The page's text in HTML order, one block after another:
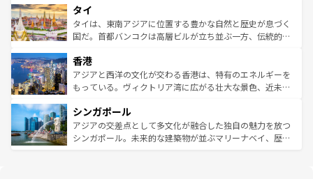
リティに包まれながら、韓国の多彩な魅力を心ゆくまで味
わってみてほしい。 なお、新着の韓国情報はコンテンツ一
覧を参照してほしい。
急速な発展と共に伝統が息づく。ハノイの古い町並みやホ
ーチミン市のフランス統治時代の建物も、独特の雰囲気を
醸し出している。また、バラエティの豊かさとおいしさで
とつ。フォーやバインミー、ベトナムコーヒーなどは、ぜ
ひ現地で味わいたい。どの地域を訪れてもあたたかい人々
が旅行者を迎えてくれるので、きっと忘れられない旅にな
参照してほしい。
タイ
タイは、東南アジアに位置する豊かな自然と歴史が息づく
国だ。首都バンコクは高層ビルが立ち並ぶ一方、伝統的な
の活気が交差している。北部ではチェンマイなどの山岳地
帯で自然と触れ合い、南部ではプーケットやクラビの美し
いビーチでリゾート気分を楽しむことができる。タイ料理
激する。気候は一年中温暖で、どの季節にも異なる楽しみ
が待っている。親しみやすいタイの人々、仏教を中心とし
た文化、そして多様な観光資源が、訪れる旅人を魅了し続
香港
アジアと西洋の文化が交わる香港は、特有のエネルギーを
もっている。ヴィクトリア湾に広がる壮大な景色、近未来
み、どこを訪れても感動するはず。観光スポットが密集し
ており、効率よく見どころを回れるのも魅力。息をのむよ
うな絶景から文化的な体験まで、香港を存分に楽しみ尽く
シンガポール
アジアの交差点として多文化が融合した独自の魅力を放つ
シンガポール。未来的な建築物が並ぶマリーナベイ、歴史